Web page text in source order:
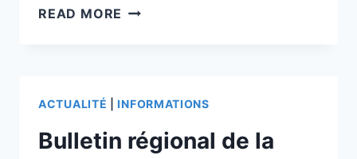
READ MORE PENSEZ
DE
FRELON
ASIATIQUE
ACTUALITÉ INFORMATIONS
Bulletin régional de la